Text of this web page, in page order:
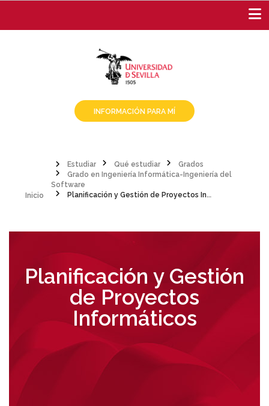
contenido
INFORMACIÓN PARA MÍ
Sobrescribir
enlaces
a
la
navegación
Estudiar Qué estudiar
Grados
Grado en Ingeniería Informática-Ingeniería del
Software
Planificación y Gestión de Proyectos Informáticos
Planificación y Gestión
de Proyectos
Informáticos